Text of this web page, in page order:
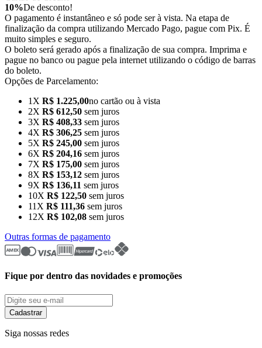
10%De desconto!
O pagamento é instantâneo e só pode ser à vista. Na etapa de
finalização da compra utilizando Mercado Pago, pague com Pix. É
muito simples e seguro.
O boleto será gerado após a finalização de sua compra. Imprima e
pague no banco ou pague pela internet utilizando o código de barras
do boleto.
Opções de Parcelamento:
1X R$ 1.225,00no cartão ou à vista
2X R$ 612,50 sem juros
3X R$ 408,33 sem juros
4X R$ 306,25 sem juros
5X R$ 245,00 sem juros
6X R$ 204,16 sem juros
7X R$ 175,00 sem juros
8X R$ 153,12 sem juros
9X R$ 136,11 sem juros
10X R$ 122,50 sem juros
11X R$ 111,36 sem juros
12X R$ 102,08 sem juros
Outras formas de pagamento
Fique por dentro das novidades e promoções
Cadastrar
Siga nossas redes